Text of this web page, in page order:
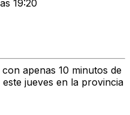
19:20
apenas 10 minutos de
jueves en la provincia